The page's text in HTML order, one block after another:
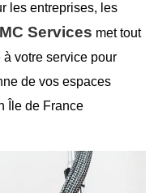
les entreprises, les
Services met tout
votre service pour
de vos espaces
Île de France